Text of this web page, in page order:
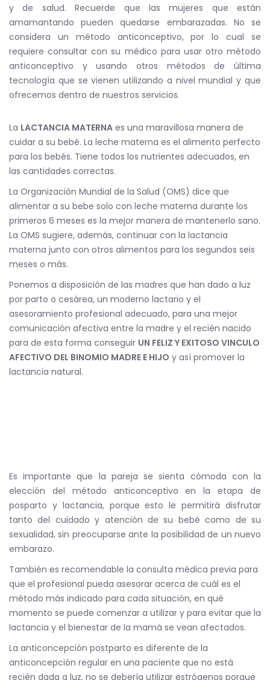
y de salud. Recuerde que las mujeres que están
amamantando pueden quedarse embarazadas. No se
considera un método anticonceptivo, por lo cual se
requiere consultar con su médico para usar otro método
anticonceptivo y usando otros métodos de última
tecnología que se vienen utilizando a nivel mundial y que
ofrecemos dentro de nuestros servicios.
La LACTANCIA MATERNA es una maravillosa manera de
cuidar a su bebé. La leche materna es el alimento perfecto
para los bebés. Tiene todos los nutrientes adecuados, en
las cantidades correctas.
La Organización Mundial de la Salud (OMS) dice que
alimentar a su bebe solo con leche materna durante los
primeros 6 meses es la mejor manera de mantenerlo sano.
La OMS sugiere, además, continuar con la lactancia
materna junto con otros alimentos para los segundos seis
meses o más.
Ponemos a disposición de las madres que han dado a luz
por parto o cesárea, un moderno lactario y el
asesoramiento profesional adecuado, para una mejor
comunicación afectiva entre la madre y el recién nacido
para de esta forma conseguir UN FELIZ Y EXITOSO VINCULO
AFECTIVO DEL BINOMIO MADRE E HIJO y así promover la
lactancia natural.
Es importante que la pareja se sienta cómoda con la
elección del método anticonceptivo en la etapa de
posparto y lactancia, porque esto le permitirá disfrutar
tanto del cuidado y atención de su bebé como de su
sexualidad, sin preocuparse ante la posibilidad de un nuevo
embarazo.
También es recomendable la consulta médica previa para
que el profesional pueda asesorar acerca de cuál es el
método más indicado para cada situación, en qué
momento se puede comenzar a utilizar y para evitar que la
lactancia y el bienestar de la mamá se vean afectados.
La anticoncepción postparto es diferente de la
anticoncepción regular en una paciente que no está
recién dada a luz, no se debería utilizar estrógenos porque